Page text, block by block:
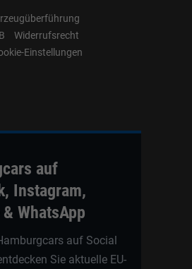
Widerrufsrecht
Einstellungen
auf
Instagram,
WhatsApp
auf Social
Sie aktuelle EU-